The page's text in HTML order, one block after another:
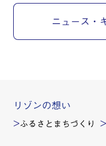
ニュース・
リゾンの想い
ふるさとまちづくり